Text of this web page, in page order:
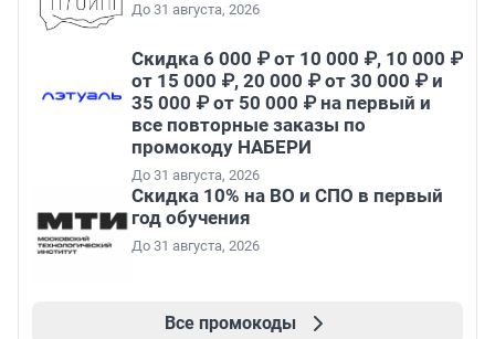
До 31 августа, 2026
Скидка 6 000 ₽ от 10 000 ₽, 10 000 ₽
от 15 000 ₽, 20 000 ₽ от 30 000 ₽ и
35 000 ₽ от 50 000 ₽ на первый и
все повторные заказы по
промокоду НАБЕРИ
До 31 августа, 2026
Скидка 10% на ВО и СПО в первый
год обучения
До 31 августа, 2026
Все промокоды